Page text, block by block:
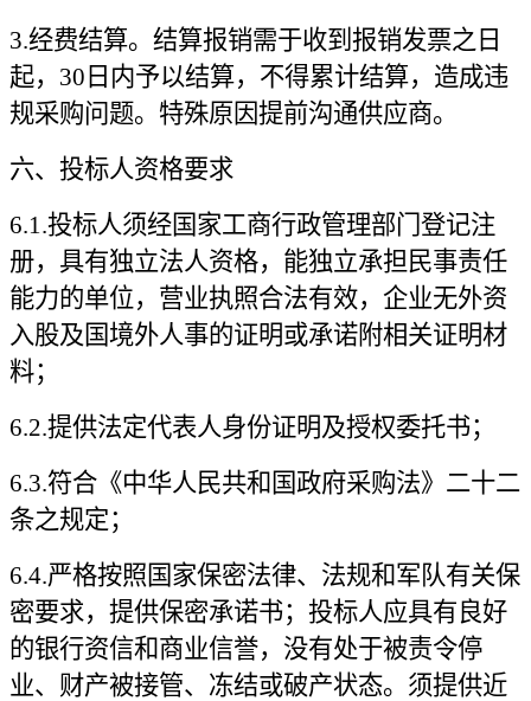
3.经费结算。结算报销需于收到报销发票之日
起，30日内予以结算，不得累计结算，造成违
规采购问题。特殊原因提前沟通供应商。
六、投标人资格要求
6.1.投标人须经国家工商行政管理部门登记注
册，具有独立法人资格，能独立承担民事责任
能力的单位，营业执照合法有效，企业无外资
入股及国境外人事的证明或承诺附相关证明材
料；
6.2.提供法定代表人身份证明及授权委托书；
6.3.符合《中华人民共和国政府采购法》二十二
条之规定；
6.4.严格按照国家保密法律、法规和军队有关保
密要求，提供保密承诺书；投标人应具有良好
的银行资信和商业信誉，没有处于被责令停
业、财产被接管、冻结或破产状态。须提供近